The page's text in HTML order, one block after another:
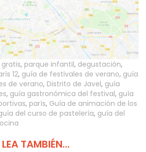
gratis, parque infantil, degustación,
12, guía de festivales de verano, guía
de verano, Distrito de Javel, guía
, guía gastronómica del festival, guía
, parís, Guía de animación de los
del curso de pastelería, guía del
LEA TAMBIÉN...